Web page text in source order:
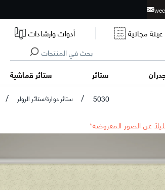
أدوات وارشادات عينة مجانية
ستائر قماشية ستائر
/ ستائر دوارة/ستائر الرولر / 5030
عن الصور المعروضة